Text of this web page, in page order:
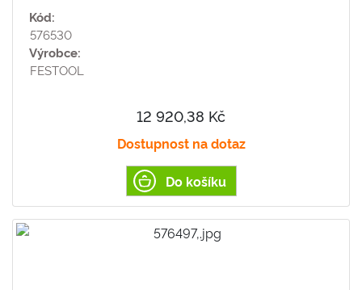
Kód:
576530
Výrobce:
FESTOOL
12 920,38 Kč
Dostupnost na dotaz
Do košíku